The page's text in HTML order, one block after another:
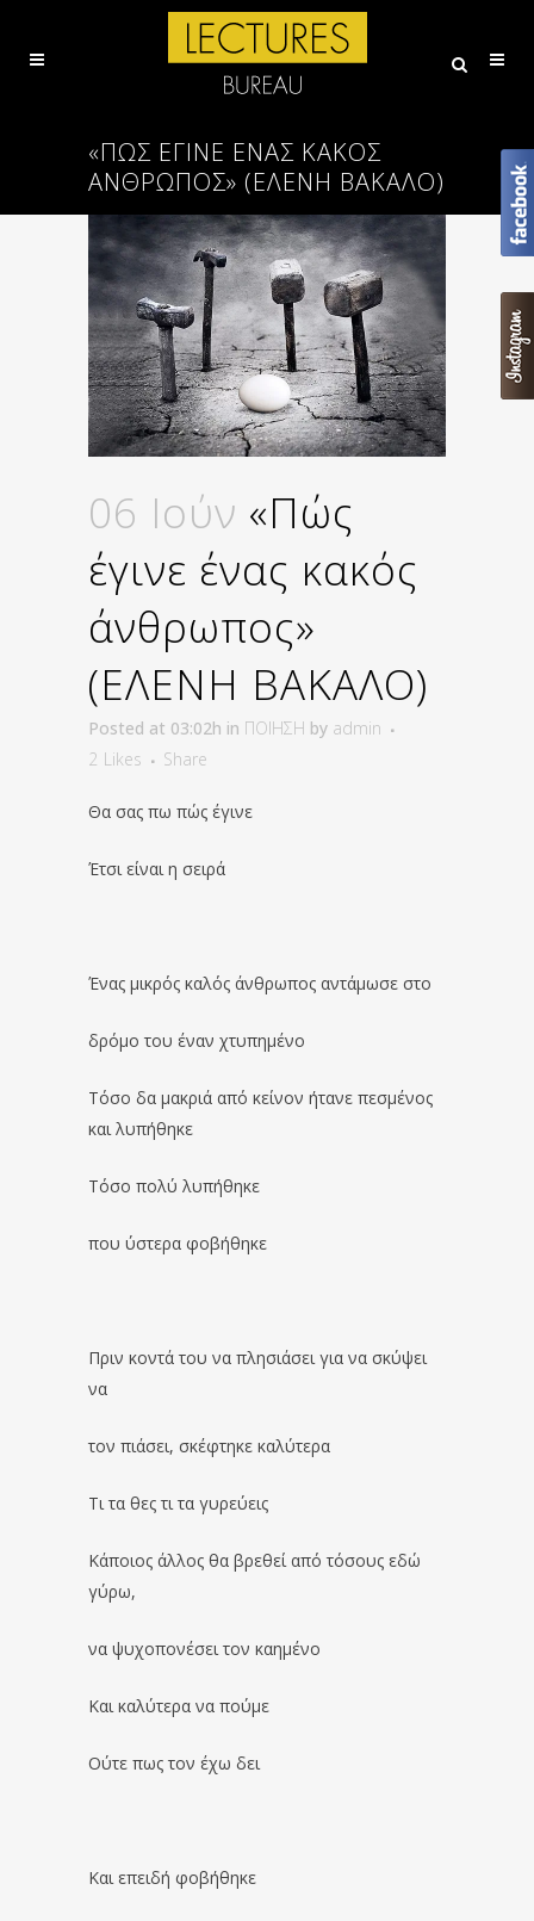
«ΠΏΣ ΈΓΙΝΕ ΈΝΑΣ ΚΑΚΌΣ
ΆΝΘΡΩΠΟΣ» (ΕΛΕΝΗ ΒΑΚΑΛΟ)
06 Ιούν «Πώς
έγινε ένας κακός
άνθρωπος»
(ΕΛΕΝΗ ΒΑΚΑΛΟ)
Posted at 03:02h in ΠΟΙΗΣΗ by admin
2 Likes Share
Θα σας πω πώς έγινε
Έτσι είναι η σειρά
Ένας μικρός καλός άνθρωπος αντάμωσε στο
δρόμο του έναν χτυπημένο
Τόσο δα μακριά από κείνον ήτανε πεσμένος
και λυπήθηκε
Τόσο πολύ λυπήθηκε
που ύστερα φοβήθηκε
Πριν κοντά του να πλησιάσει για να σκύψει
να
τον πιάσει, σκέφτηκε καλύτερα
Τι τα θες τι τα γυρεύεις
Κάποιος άλλος θα βρεθεί από τόσους εδώ
γύρω,
να ψυχοπονέσει τον καημένο
Και καλύτερα να πούμε
Ούτε πως τον έχω δει
Και επειδή φοβήθηκε